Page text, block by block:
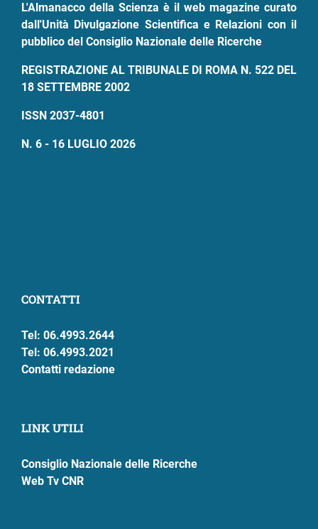
L'Almanacco della Scienza è il web magazine curato
dall'Unità Divulgazione Scientifica e Relazioni con il
pubblico del Consiglio Nazionale delle Ricerche
REGISTRAZIONE AL TRIBUNALE DI ROMA N. 522 DEL
18 SETTEMBRE 2002
ISSN 2037-4801
N. 6 - 16 LUGLIO 2026
CONTATTI
Tel: 06.4993.2644
Tel: 06.4993.2021
Contatti redazione
LINK UTILI
Consiglio Nazionale delle Ricerche
Web Tv CNR